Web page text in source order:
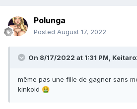
Polunga
Posted August 17, 2022
On 8/17/2022 at 1:31 PM,
même pas une fille de gagner sans
kinkoid 🤮